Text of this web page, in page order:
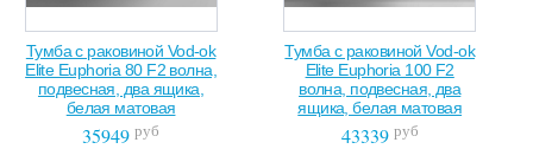
Тумба с раковиной Vod-ok
Elite Euphoria 80 F2 волна,
подвесная, два ящика,
белая матовая
35949 руб
Тумба с раковиной Vod-ok
Elite Euphoria 100 F2
волна, подвесная, два
ящика, белая матовая
43339 руб